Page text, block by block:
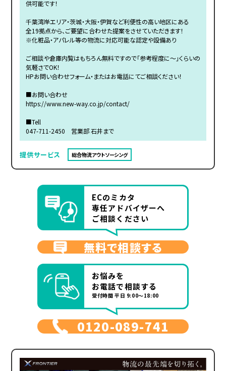
供可能です！
千葉湾岸エリア・茨城・大阪・伊賀など利便性の高い地区にある
全19拠点から、ご要望に合わせた提案をさせていただきます！
※化粧品・アパレル等の物流に対応可能な認定や設備あり
ご相談や倉庫内覧はもちろん無料ですので「参考程度に～」くらいの
気軽さでOK！
HPお問い合わせフォーム・またはお電話にてご相談ください！
■お問い合わせ
https://www.new-way.co.jp/contact/
■Tell
047-711-2450 営業部 石井まで
提供サービス 総合物流アウトソーシング
ECのミカタ
専任アドバイザーへ
ご相談ください
無料で相談する
お悩みを
お電話で相談する
受付時間 平日 9:00～18:00
0120-089-741